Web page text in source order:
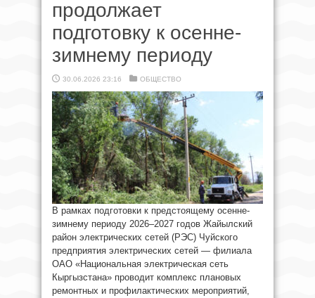
продолжает
подготовку к осенне-
зимнему периоду
30.06.2026 23:16 ОБЩЕСТВО
В рамках подготовки к предстоящему осенне-
зимнему периоду 2026–2027 годов Жайылский
район электрических сетей (РЭС) Чуйского
предприятия электрических сетей — филиала
ОАО «Национальная электрическая сеть
Кыргызстана» проводит комплекс плановых
ремонтных и профилактических мероприятий,